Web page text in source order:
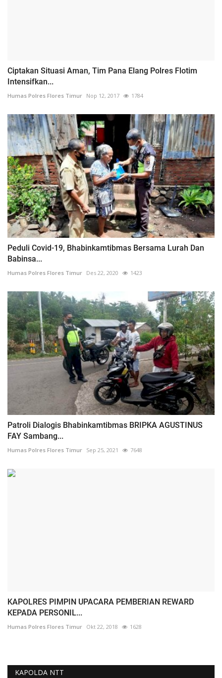
Ciptakan Situasi Aman, Tim Pana Elang Polres Flotim
Intensifkan...
Humas Polres Flores Timur Nop 12, 2017 1784
Peduli Covid-19, Bhabinkamtibmas Bersama Lurah Dan
Babinsa...
Humas Polres Flores Timur Des 22, 2020 1423
Patroli Dialogis Bhabinkamtibmas BRIPKA AGUSTINUS
FAY Sambang...
Humas Polres Flores Timur Sep 25, 2021 7648
KAPOLRES PIMPIN UPACARA PEMBERIAN REWARD
KEPADA PERSONIL...
Humas Polres Flores Timur Okt 22, 2018 1628
KAPOLDA NTT